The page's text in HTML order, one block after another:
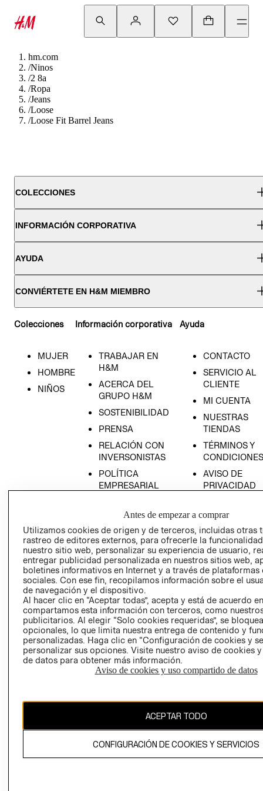
hm.com
/Ninos
/2 8a
/Ropa
/Jeans
/Loose
/Loose Fit Barrel Jeans
COLECCIONES
INFORMACIÓN CORPORATIVA
AYUDA
CONVIÉRTETE EN H&M MIEMBRO
Colecciones
MUJER
HOMBRE
NIÑOS
Información corporativa
TRABAJAR EN
H&M
ACERCA DEL
GRUPO H&M
SOSTENIBILIDAD
PRENSA
RELACIÓN CON
INVERSONISTAS
POLÍTICA
EMPRESARIAL
Ayuda
CONTACTO
SERVICIO AL
CLIENTE
MI CUENTA
NUESTRAS
TIENDAS
TÉRMINOS Y
CONDICIONES
AVISO DE
PRIVACIDAD
AVISO DE
COOKIES
LIBRO DE
Ecuador ($)
CAMBIAR REGIÓN
El contenido de esta página web está protegido por copyright y es
Antes de empezar a comprar
Utilizamos cookies de origen y de terceros, incluidas otras
rastreo de editores externos, para ofrecerle la
nuestro sitio web, personalizar su experiencia de usuario,
entregar publicidad personalizada en nuestros sitios web,
boletines informativos en Internet y a través de plataformas
sociales. Con ese fin, recopilamos información sobre el
de navegación y el dispositivo.
Al hacer clic en “Aceptar todas”, acepta y está de acuerdo
compartamos esta información con terceros, como
publicitarios. Al elegir “Solo cookies requeridas”, se
opcionales, lo que limita nuestra entrega de contenido y
personalizadas. Haga clic en “Configuración de cookies y
personalizar sus opciones. Visite nuestro aviso de cookies
de datos para obtener más información.
Aviso de cookies y uso compartido de datos
ACEPTAR TODO
CONFIGURACIÓN DE COOKIES Y SERVICIOS